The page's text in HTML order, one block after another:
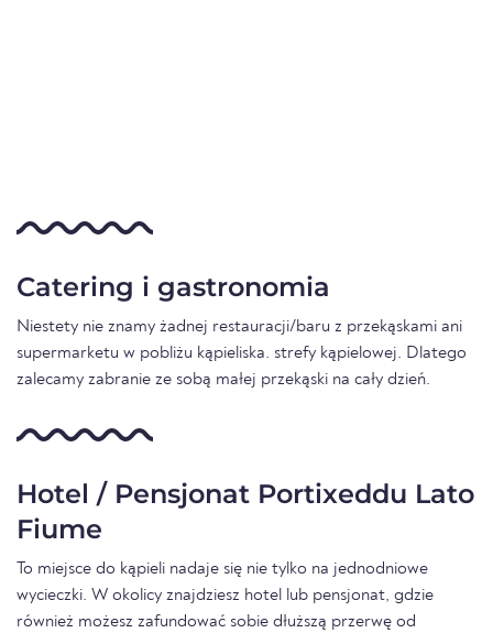
Catering i gastronomia
Niestety nie znamy żadnej restauracji/baru z przekąskami ani
supermarketu w pobliżu kąpieliska. strefy kąpielowej. Dlatego
zalecamy zabranie ze sobą małej przekąski na cały dzień.
Hotel / Pensjonat Portixeddu Lato
Fiume
To miejsce do kąpieli nadaje się nie tylko na jednodniowe
wycieczki. W okolicy znajdziesz hotel lub pensjonat, gdzie
również możesz zafundować sobie dłuższą przerwę od